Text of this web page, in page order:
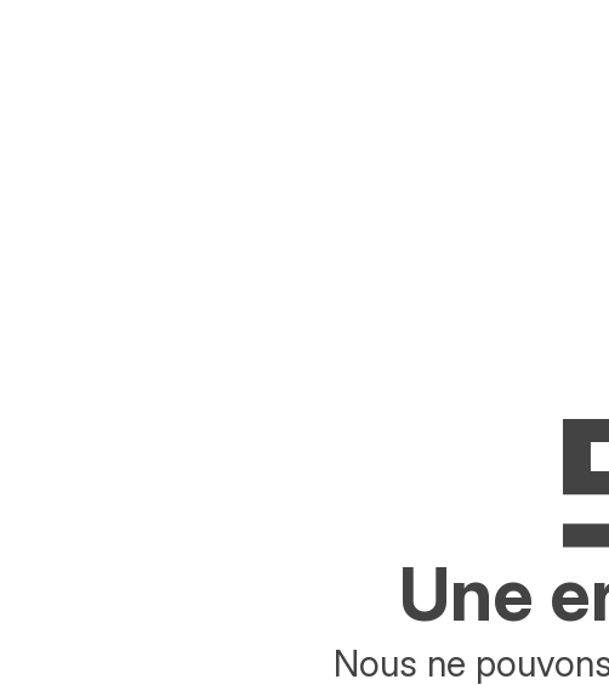
Une
Nous ne